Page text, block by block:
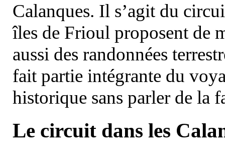
Calanques. Il s’agit du
îles de Frioul proposent de
aussi des randonnées
fait partie intégrante du
historique sans parler de la
Le circuit dans les